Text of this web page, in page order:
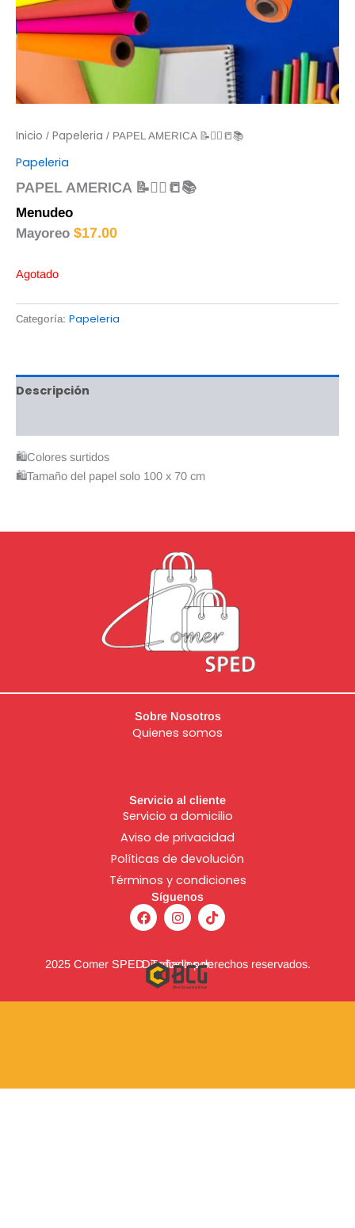
Inicio / Papeleria / PAPEL AMERICA 📝✍🏻📒📚
Papeleria
PAPEL AMERICA 📝✍🏻📒📚
Menudeo
Mayoreo $17.00
Agotado
Categoría: Papeleria
Descripción
🛍Colores surtidos
🛍Tamaño del papel solo 100 x 70 cm
Sobre Nosotros
Quienes somos
Servicio al cliente
Servicio a domicilio
Aviso de privacidad
Políticas de devolución
Términos y condiciones
Síguenos
F
a
c
b
o
o
k
I
n
s
a
g
r
a
T
i
k
o
2025 Comer SPED. Todos los derechos reservados.
Diseñado por: